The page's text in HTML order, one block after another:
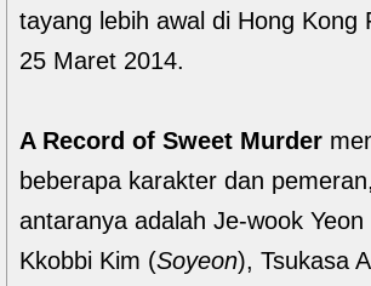
tayang lebih awal di Hong Kong
25 Maret 2014.
A Record of Sweet Murder
beberapa karakter dan
antaranya adalah Je-wook Yeon
Kkobbi Kim (Soyeon), Tsukasa